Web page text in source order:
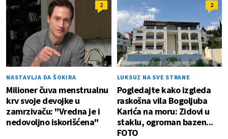
2
NASTAVLJA DA ŠOKIRA
Milioner čuva menstrualnu
krv svoje devojke u
zamrzivaču: "Vredna je i
nedovoljno iskorišćena"
2
LUKSUZ NA SVE STRANE
Pogledajte kako izgleda
raskošna vila Bogoljuba
Karića na moru: Zidovi u
staklu, ogroman bazen...
FOTO